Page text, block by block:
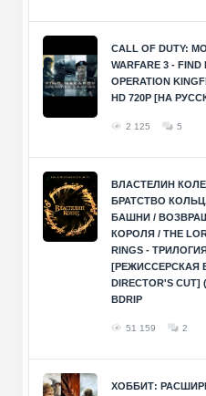
CALL OF DUTY:
WARFARE 3 - FIND
OPERATION
HD 720P [НА
2 125 5
ВЛАСТЕЛИН
БРАТСТВО
БАШНИ /
КОРОЛЯ / THE
RINGS -
[РЕЖИССЕРСКАЯ
DIRECTOR'S CUT]
BDRIP
51 159 2
ХОББИТ: